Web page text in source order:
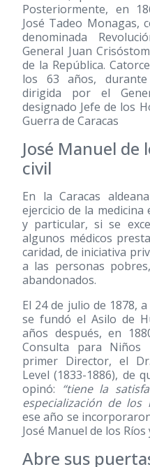
Posteriormente, en
José Tadeo Monagas,
denominada
General Juan
de la República.
los 63 años, durante
dirigida por el
designado Jefe de los
Guerra de Caracas
José Manuel de
civil
En la Caracas
ejercicio de la medicina
y particular, si se
algunos médicos
caridad, de iniciativa
a las personas
abandonados.
El 24 de julio de 1878,
se fundó el Asilo de
años después, en
Consulta para Niños
primer Director, el
Level(1833-1886), de
opinó: “tiene la
especialización de
ese año se
José Manuel de los
Abre sus